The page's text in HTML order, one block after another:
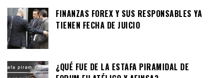
FINANZAS FOREX Y SUS RESPONSABLES YA
TIENEN FECHA DE JUICIO
¿QUÉ FUE DE LA ESTAFA PIRAMIDAL DE